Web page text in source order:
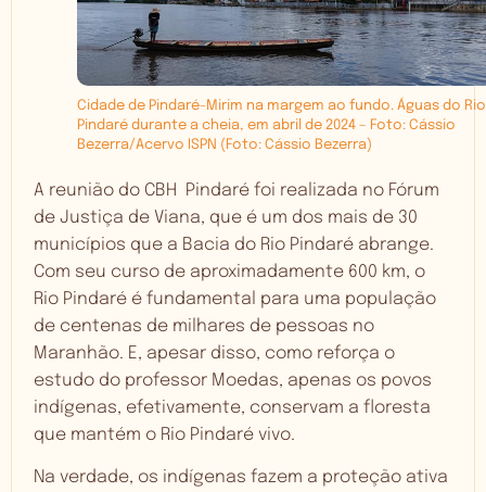
Cidade de Pindaré-Mirim na margem ao fundo. Águas do Rio
Pindaré durante a cheia, em abril de 2024 – Foto: Cássio
Bezerra/Acervo ISPN (Foto: Cássio Bezerra)
A reunião do CBH Pindaré foi realizada no Fórum
de Justiça de Viana, que é um dos mais de 30
municípios que a Bacia do Rio Pindaré abrange.
Com seu curso de aproximadamente 600 km, o
Rio Pindaré é fundamental para uma população
de centenas de milhares de pessoas no
Maranhão. E, apesar disso, como reforça o
estudo do professor Moedas, apenas os povos
indígenas, efetivamente, conservam a floresta
que mantém o Rio Pindaré vivo.
Na verdade, os indígenas fazem a proteção ativa